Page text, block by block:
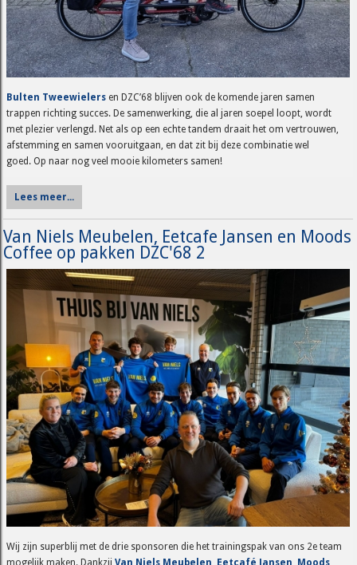
Bulten Tweewielers en DZC’68 blijven ook de komende jaren samen
trappen richting succes. De samenwerking, die al jaren soepel loopt, wordt
met plezier verlengd. Net als op een echte tandem draait het om vertrouwen,
afstemming en samen vooruitgaan, en dat zit bij deze combinatie wel
goed. Op naar nog veel mooie kilometers samen!
Lees meer...
Van Niels Meubelen, Eetcafe Jansen en Moods
Coffee op pakken DZC'68 2
Wij zijn superblij met de drie sponsoren die het trainingspak van ons 2e team
mogelijk maken. DankzijVan Niels Meubelen Eetcafé Jansen Moods